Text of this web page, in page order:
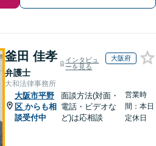
釜田 佳孝
弁護士
インタビュ
ーを見る
大阪府
大和法律事務所
大阪市平野
区 からも相
談受付中
面談方法(対面・
電話・ビデオな
ど)は応相談
営業時
間：本日
定休日